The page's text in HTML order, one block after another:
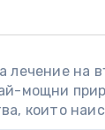
лечение на
мощни
които